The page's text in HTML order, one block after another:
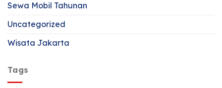
Sewa Mobil Tahunan
Uncategorized
Wisata Jakarta
Tags